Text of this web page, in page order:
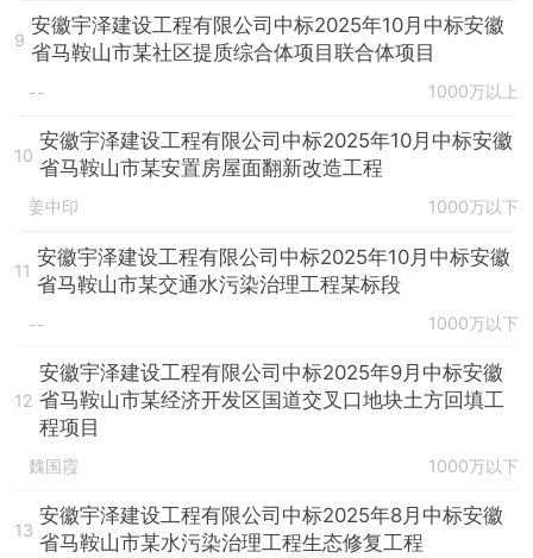
9
安徽宇泽建设工程有限公司中标2025年10月中标安徽
省马鞍山市某社区提质综合体项目联合体项目
-- 1000万以上
10
安徽宇泽建设工程有限公司中标2025年10月中标安徽
省马鞍山市某安置房屋面翻新改造工程
姜中印 1000万以下
11
安徽宇泽建设工程有限公司中标2025年10月中标安徽
省马鞍山市某交通水污染治理工程某标段
-- 1000万以下
12
安徽宇泽建设工程有限公司中标2025年9月中标安徽
省马鞍山市某经济开发区国道交叉口地块土方回填工
程项目
魏国霞 1000万以下
13
安徽宇泽建设工程有限公司中标2025年8月中标安徽
省马鞍山市某水污染治理工程生态修复工程